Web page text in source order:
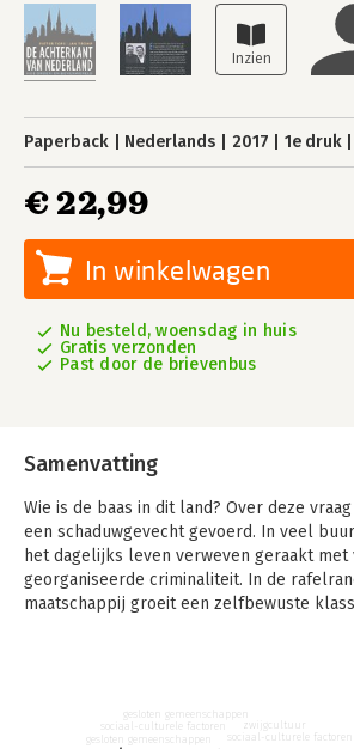
Paperback Nederlands 2017 1e druk
€ 22,99
In winkelwagen
Nu besteld, woensdag in huis
Gratis verzonden
Past door de brievenbus
Samenvatting
Wie is de baas in dit land? Over deze
een schaduwgevecht gevoerd. In veel
het dagelijks leven verweven geraakt met
georganiseerde criminaliteit. In de
maatschappij groeit een zelfbewuste
Bestuurders kijken weg, worden bedreigd
gesloten gemeenschappen
sociaal-culturele factoren
gesloten gemeenschappen
zwijgcultuur
sociaal-culturele factoren